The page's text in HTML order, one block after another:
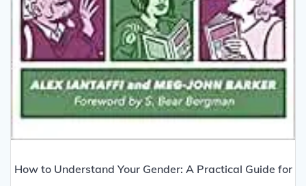
How to Understand Your Gender: A Practical Guide for